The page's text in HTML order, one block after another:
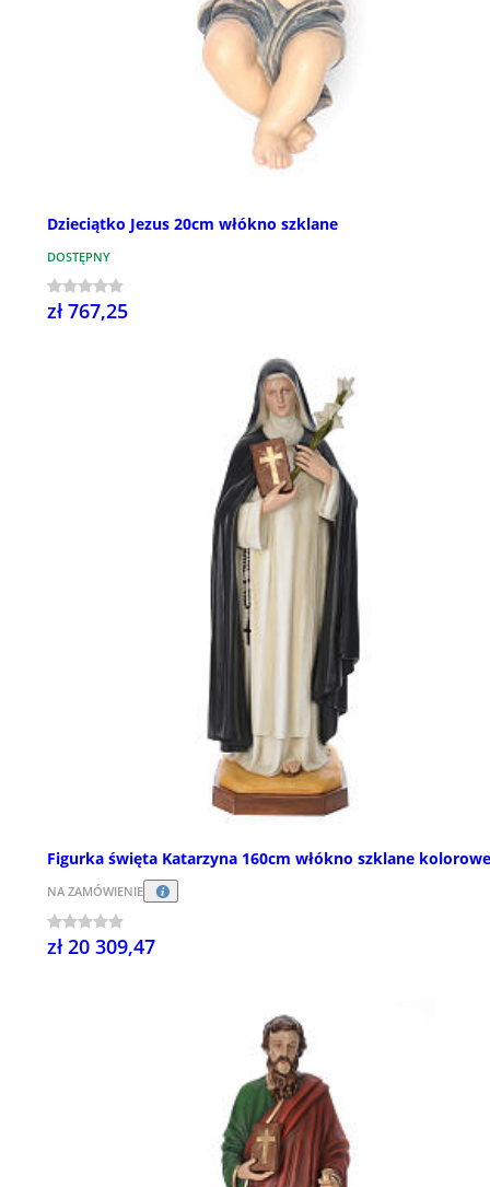
Dzieciątko Jezus 20cm włókno szklane
DOSTĘPNY
zł 767,25
Figurka święta Katarzyna 160cm włókno szklane kolorowe
NA ZAMÓWIENIE
zł 20 309,47